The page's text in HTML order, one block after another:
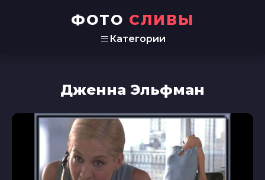
ФОТО СЛИВЫ
Категории
Дженна Эльфман